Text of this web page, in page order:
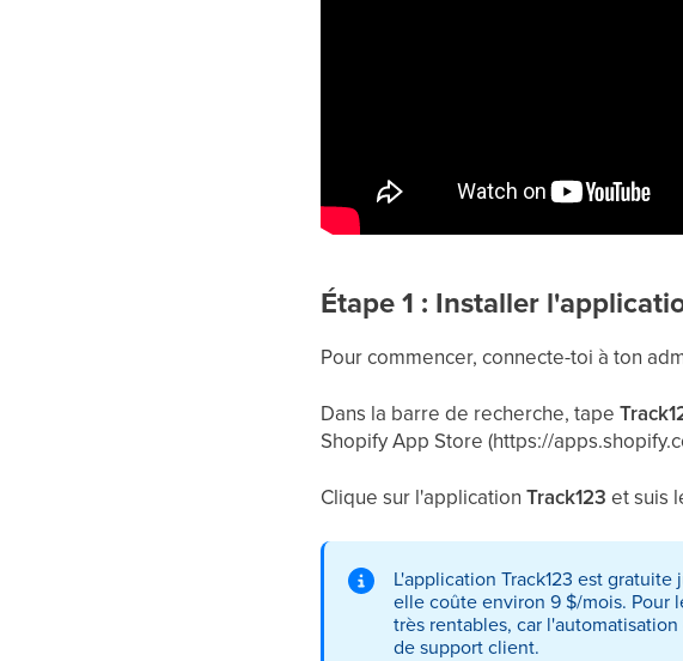
Étape 1 : Installer
Pour commencer, connecte-toi à ton
Dans la barre de recherche, tape
Shopify App Store (https://
Clique sur l'applicationTrack123 et suis
L'application Track123 est
elle coûte environ 9 $/mois. Pour
très rentables, car
de support client.